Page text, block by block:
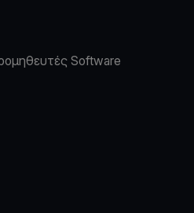
Software